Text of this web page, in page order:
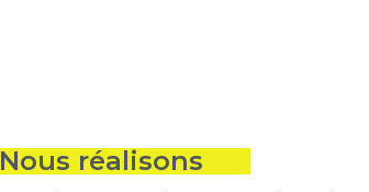
Nous réalisons